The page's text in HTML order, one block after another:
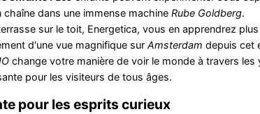
dans une immense machine Rube Goldberg.
sur le toit, Energetica, vous en apprendrez
d'une vue magnifique sur Amsterdam depuis cet
change votre manière de voir le monde à travers les
pour les visiteurs de tous âges.
pour les esprits curieux